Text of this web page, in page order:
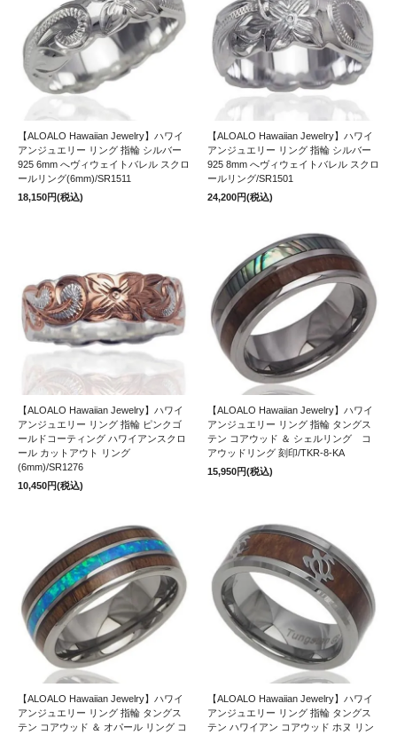
【ALOALO Hawaiian Jewelry】ハワイ
アンジュエリー リング 指輪 シルバー
925 6mm へヴィウェイトバレル スクロ
ールリング(6mm)/SR1511
18,150円(税込)
【ALOALO Hawaiian Jewelry】ハワイ
アンジュエリー リング 指輪 シルバー
925 8mm へヴィウェイトバレル スクロ
ールリング/SR1501
24,200円(税込)
【ALOALO Hawaiian Jewelry】ハワイ
アンジュエリー リング 指輪 ピンクゴ
ールドコーティング ハワイアンスクロ
ール カットアウト リング
(6mm)/SR1276
10,450円(税込)
【ALOALO Hawaiian Jewelry】ハワイ
アンジュエリー リング 指輪 タングス
テン コアウッド ＆ シェルリング コ
アウッドリング 刻印/TKR-8-KA
15,950円(税込)
【ALOALO Hawaiian Jewelry】ハワイ
アンジュエリー リング 指輪 タングス
テン コアウッド ＆ オパール リング コ
【ALOALO Hawaiian Jewelry】ハワイ
アンジュエリー リング 指輪 タングス
テン ハワイアン コアウッド ホヌ リン